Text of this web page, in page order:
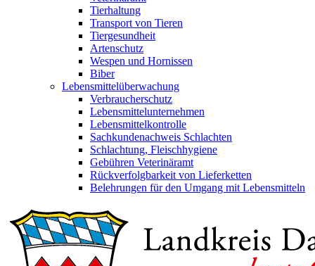
Tierhaltung
Transport von Tieren
Tiergesundheit
Artenschutz
Wespen und Hornissen
Biber
Lebensmittelüberwachung
Verbraucherschutz
Lebensmittelunternehmen
Lebensmittelkontrolle
Sachkundenachweis Schlachten
Schlachtung, Fleischhygiene
Gebühren Veterinäramt
Rückverfolgbarkeit von Lieferketten
Belehrungen für den Umgang mit Lebensmitteln